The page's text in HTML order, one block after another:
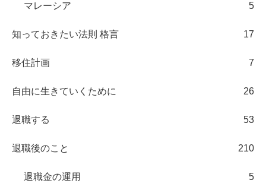
マレーシア 5
知っておきたい法則 格言 17
移住計画 7
自由に生きていくために 26
退職する 53
退職後のこと 210
退職金の運用 5